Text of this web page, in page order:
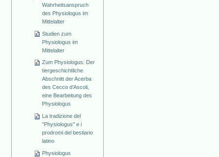
Wahrheitsanspruch
des Physiologus im
Mittelalter
Studien zum
Physiologus im
Mittelalter
Zum Physiologus: Der
tiergeschichtliche
Abschnitt der Acerba
des Cecco d'Ascoli,
eine Bearbeitung des
Physiologus
La tradizione del
"Physiologus" e i
prodromi del bestiario
latino
Physiologus